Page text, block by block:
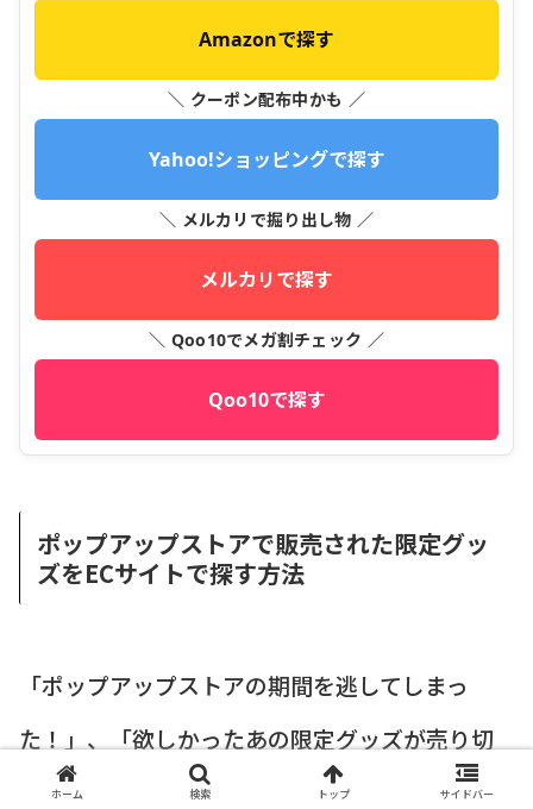
Amazonで探す
＼ クーポン配布中かも ／
Yahoo!ショッピングで探す
＼ メルカリで掘り出し物 ／
メルカリで探す
＼ Qoo10でメガ割チェック ／
Qoo10で探す
ポップアップストアで販売された限定グッ
ズをECサイトで探す方法
「ポップアップストアの期間を逃してしまっ
た！」、「欲しかったあの限定グッズが売り切
れてしまった…」そんな時でも、諦めるのはまだ
ホーム 検索 トップ サイドバー